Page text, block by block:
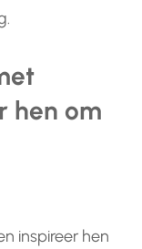
hen om
inspireer hen